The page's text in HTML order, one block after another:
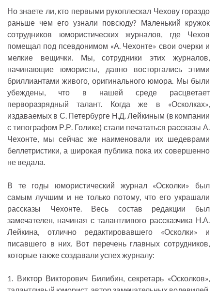
Но знаете ли, кто первыми рукоплескал Чехову гораздо
раньше чем его узнали повсюду? Маленький кружок
сотрудников юмористических журналов, где Чехов
помещал под псевдонимом «А. Чехонте» свои очерки и
мелкие вещички. Мы, сотрудники этих журналов,
начинающие юмористы, давно восторгались этими
бриллиантами живого, оригинального юмора. Мы были
убеждены, что в нашей среде расцветает
перворазрядный талант. Когда же в «Осколках»,
издаваемых в С. Петербурге Н.Д. Лейкиным (в компании
с типографом Р.Р. Голике) стали печататься рассказы А.
Чехонте, мы сейчас же наименовали их шедеврами
беллетристики, а широкая публика пока их совершенно
не ведала.
В те годы юмористический журнал «Осколки» был
самым лучшим и не только потому, что его украшали
рассказы Чехонте. Весь состав редакции был
замечателен, начиная с талантливого рассказчика Н.А.
Лейкина, отлично редактировавшего «Осколки» и
писавшего в них. Вот перечень главных сотрудников,
которые также создавали успех журналу:
1. Виктор Викторович Билибин, секретарь «Осколков»,